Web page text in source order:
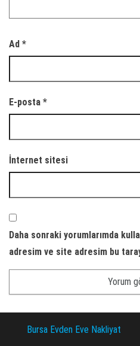
Ad *
E-posta *
İnternet sitesi
Daha sonraki yorumlarımda
adresim ve site adresim bu
Bursa Evden Eve Nakliyat